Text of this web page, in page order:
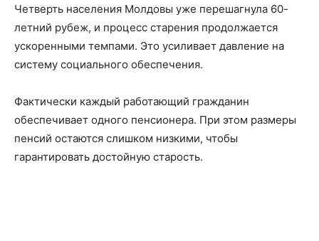
Четверть населения Молдовы уже перешагнула 60-
летний рубеж, и процесс старения продолжается
ускоренными темпами. Это усиливает давление на
систему социального обеспечения.
Фактически каждый работающий гражданин
обеспечивает одного пенсионера. При этом размеры
пенсий остаются слишком низкими, чтобы
гарантировать достойную старость.